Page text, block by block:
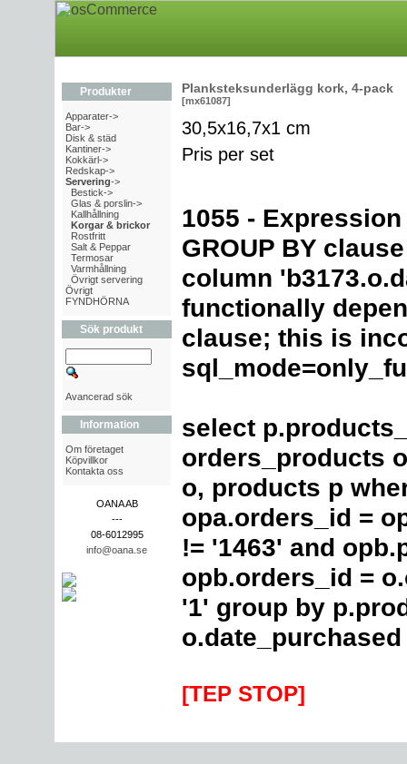
Produkter
Apparater->
Bar->
Disk & städ
Kantiner->
Kokkärl->
Redskap->
Servering->
Bestick->
Glas & porslin->
Kallhållning
Korgar & brickor
Rostfritt
Salt & Peppar
Termosar
Varmhållning
Övrigt servering
Övrigt
FYNDHÖRNA
Sök produkt
Avancerad sök
Information
Om företaget
Köpvillkor
Kontakta oss
OANA AB
---
08-6012995
info@oana.se
Planksteksunderlägg kork, 4-pack
[mx61087]
30,5x16,7x1 cm
Pris per set
1055 -
GROUP BY
column
functionally
clause; this is
select
orders_products
o, products p
opa.orders_id =
!= '1463' and
opb.orders_id =
'1' group by
[TEP STOP]